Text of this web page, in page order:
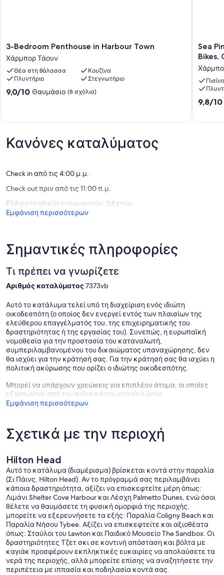
3-
Bedroom
Penthouse
in
Harbour
Town
3-Bedroom Penthouse in Harbour Town
Χάρμπορ Τάουν
Θέα στη θάλασσα
Κουζίνα
Πλυντήριο
Στεγνωτήριο
9.0
σχόλια)
9,0/10 Θαυμάσιο (8 σχόλια)
Sea
Pines-
2
Bd
in
Cutter,
Free
Sea
Bikes,
9.8
9,8/10
Κανόνες καταλύματος
Check in από τις 4:00 μ.μ.
Check out πριν από τις 11:00 π.μ.
Ελάχιστη ηλικία ενοικιαστών: 24 ετών
Εμφάνιση περισσότερων
Σημαντικές πληροφορίες
Τι πρέπει να γνωρίζετε
Αριθμός καταλύματος7373vb
Αυτό το κατάλυμα τελεί υπό τη διαχείριση ενός ιδιώτη
οικοδεσπότη (ο οποίος δεν ενεργεί εντός των πλαισίων της
ελεύθερου επαγγέλματός του, της επιχειρηματικής του
δραστηριότητας ή της εργασίας του). Συνεπώς, η ευρωπαϊκή
νομοθεσία για την προστασία του καταναλωτή,
συμπεριλαμβανομένου του δικαιώματος υπαναχώρησης, δεν
θα ισχύει για την κράτησή σας. Για την κράτησή σας θα ισχύει η
πολιτική ακύρωσης που ορίζει ο ιδιώτης οικοδεσπότης.
Μπορεί να υπάρχουν χρεώσεις για επιπλέον άτομα, οι οποίες
εξαρτώνται από την πολιτική του καταλύματος
Εμφάνιση περισσότερων
Σχετικά με την περιοχή
Hilton Head
Αυτό το κατάλυμα (διαμέρισμα) βρίσκεται κοντά στην παραλία
(Σι Πάινς, Hilton Head). Αν το πρόγραμμά σας περιλαμβάνει
κάποια δραστηριότητα, αξίζει να επισκεφτείτε μέρη όπως:
Λιμάνι Shelter Cove Harbour και Λέσχη Palmetto Dunes, ενώ όσοι
θέλετε να θαυμάσετε τη φυσική ομορφιά της περιοχής,
μπορείτε να εξερευνήσετε τα εξής: Παραλία Coligny Beach και
Παραλία Νήσου Tybee. Αξίζει να επισκεφτείτε και αξιοθέατα
όπως: Σταύλοι του Lawton και Παιδικό Μουσείο The Sandbox. Οι
δραστηριότητες Τζετ σκι σε κοντινή απόσταση και βόλτα με
καγιάκ προσφέρουν εκπληκτικές ευκαιρίες να απολαύσετε τα
νερά της περιοχής, αλλά μπορείτε επίσης να αναζητήσετε την
περιπέτεια με ιππασία και ποδηλασία κοντά σας.